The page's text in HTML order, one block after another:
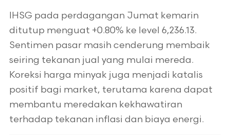
IHSG pada perdagangan Jumat kemarin
ditutup menguat +0.80% ke level 6,236.13.
Sentimen pasar masih cenderung membaik
seiring tekanan jual yang mulai mereda.
Koreksi harga minyak juga menjadi katalis
positif bagi market, terutama karena dapat
membantu meredakan kekhawatiran
terhadap tekanan inflasi dan biaya energi.